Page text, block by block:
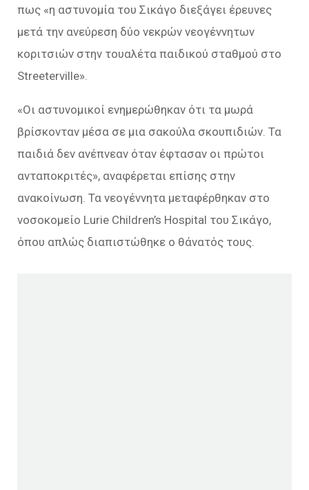
πως «η αστυνομία του Σικάγο διεξάγει έρευνες
μετά την ανεύρεση δύο νεκρών νεογέννητων
κοριτσιών στην τουαλέτα παιδικού σταθμού στο
Streeterville».
«Οι αστυνομικοί ενημερώθηκαν ότι τα μωρά
βρίσκονταν μέσα σε μια σακούλα σκουπιδιών. Τα
παιδιά δεν ανέπνεαν όταν έφτασαν οι πρώτοι
ανταποκριτές», αναφέρεται επίσης στην
ανακοίνωση. Τα νεογέννητα μεταφέρθηκαν στο
νοσοκομείο Lurie Children’s Hospital του Σικάγο,
όπου απλώς διαπιστώθηκε ο θάνατός τους.